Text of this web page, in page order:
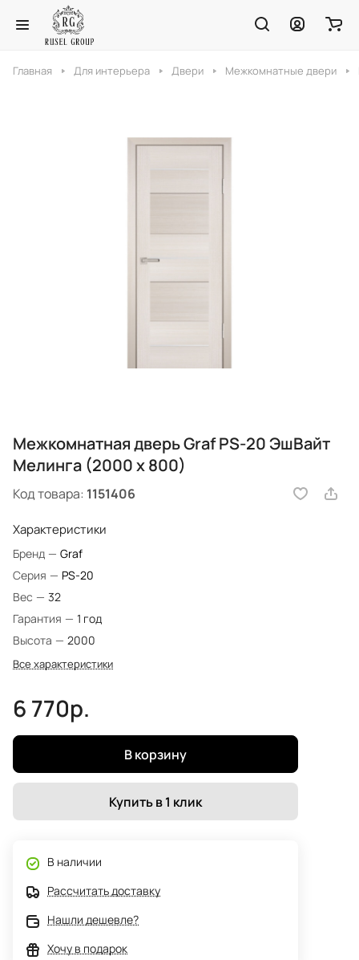
Главная Для интерьера Двери Межкомнатные двери
Межкомнатная дверь Graf PS-20 ЭшВайт
Мелинга (2000 х 800)
Код товара: 1151406
Характеристики
Бренд — Graf
Серия — PS-20
Вес — 32
Гарантия — 1 год
Высота — 2000
Все характеристики
6 770р.
В корзину
Купить в 1 клик
В наличии
Рассчитать доставку
Нашли дешевле?
Хочу в подарок